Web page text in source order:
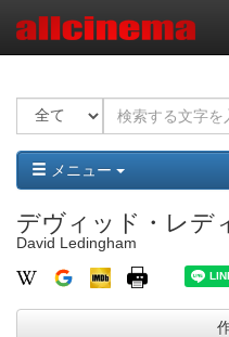
メニュー
デヴィッド・レデ
David Ledingham